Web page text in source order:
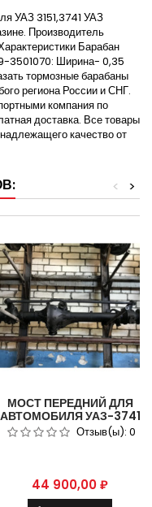
УАЗ 3151,3741 УАЗ
Производитель
Барабан
3501070: Ширина- 0,35
тормозные барабаны
региона России и СНГ.
компания по
доставка. Все товары
качество от
>
<
МОСТ ПЕРЕДНИЙ ДЛЯ
АВТОМОБИЛЯ УАЗ-3741
УАЗ-3151 УАЗ-452, УАЗ 469
ТОРМОЗНОЙ СИСТЕМЫ
Отзыв(ы): 0
Цена
44 900,00 ₽